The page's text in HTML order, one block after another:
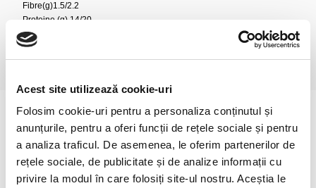
Acest site utilizează cookie-uri
Folosim cookie-uri pentru a personaliza conținutul și
anunțurile, pentru a oferi funcții de rețele sociale și pentru
a analiza traficul. De asemenea, le oferim partenerilor de
rețele sociale, de publicitate și de analize informații cu
privire la modul în care folosiți site-ul nostru. Aceștia le
Fibre(g)1.5/2.2
Proteine (g) 14/20
Sare (g) :1.8/2.7